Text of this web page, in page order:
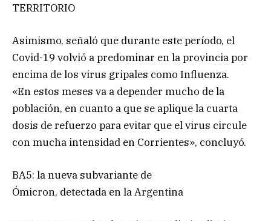
TERRITORIO
Asimismo, señaló que durante este período, el
Covid-19 volvió a predominar en la provincia por
encima de los virus gripales como Influenza.
«En estos meses va a depender mucho de la
población, en cuanto a que se aplique la cuarta
dosis de refuerzo para evitar que el virus circule
con mucha intensidad en Corrientes», concluyó.
BA5: la nueva subvariante de
Ómicron, detectada en la Argentina